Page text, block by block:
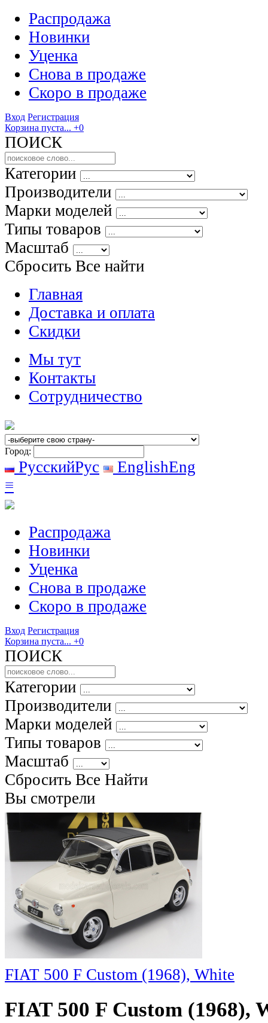
Распродажа
Новинки
Уценка
Снова в продаже
Скоро в продаже
Вход Регистрация
Корзина пуста... +0
ПОИСК
Категории
Производители
Марки моделей
Типы товаров
Масштаб
Сбросить Все найти
Главная
Доставка и оплата
Скидки
Мы тут
Контакты
Сотрудничество
Город:
РусскийРус EnglishEng
≡
Распродажа
Новинки
Уценка
Снова в продаже
Скоро в продаже
Вход Регистрация
Корзина пуста... +0
ПОИСК
Категории
Производители
Марки моделей
Типы товаров
Масштаб
Сбросить Все Найти
Вы смотрели
FIAT 500 F Custom (1968), White
FIAT 500 F Custom (1968),